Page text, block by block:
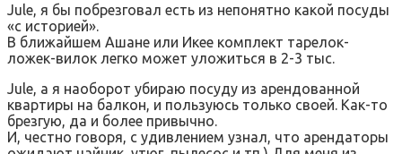
Jule, я бы побрезговал есть из непонятно какой посуды
«с историей».
В ближайшем Ашане или Икее комплект тарелок-
ложек-вилок легко может уложиться в 2-3 тыс.
Jule, а я наоборот убираю посуду из арендованной
квартиры на балкон, и пользуюсь только своей. Как-то
брезгую, да и более привычно.
И, честно говоря, с удивлением узнал, что арендаторы